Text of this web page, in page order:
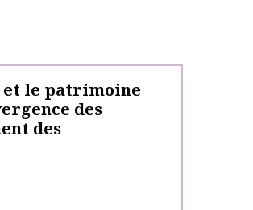
et le patrimoine
des
des